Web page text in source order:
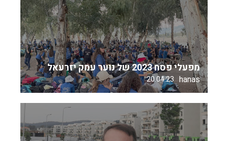
מפעלי פסח 2023 של נוער עמק יזרעאל
hanas
20.04.23